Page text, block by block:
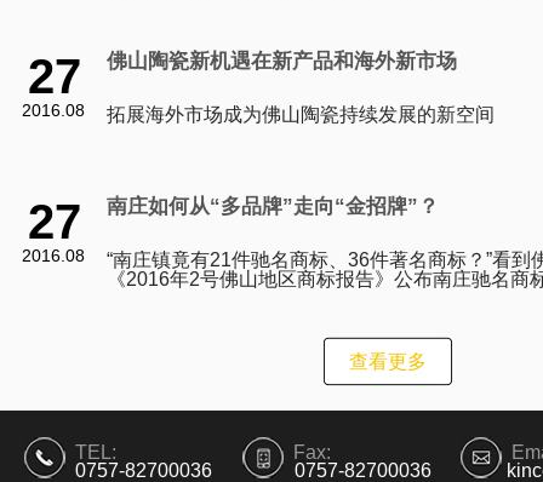
27
2016.08
佛山陶瓷新机遇在新产品和海外新市场
拓展海外市场成为佛山陶瓷持续发展的新空间
27
2016.08
南庄如何从“多品牌”走向“金招牌”？
“南庄镇竟有21件驰名商标、36件著名商标？”看到
《2016年2号佛山地区商标报告》公布南庄驰名商
查看更多
TEL:
0757-82700036
Fax:
0757-82700036